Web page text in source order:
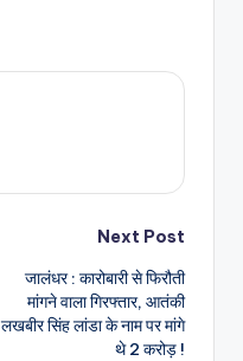
Next Post
जालंधर : कारोबारी से फिरौती
मांगने वाला गिरफ्तार, आतंकी
लखबीर सिंह लांडा के नाम पर मांगे
थे 2 करोड़ !